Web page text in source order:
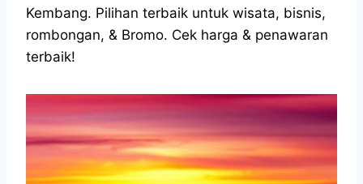
Kembang. Pilihan terbaik untuk wisata, bisnis,
rombongan, & Bromo. Cek harga & penawaran
terbaik!